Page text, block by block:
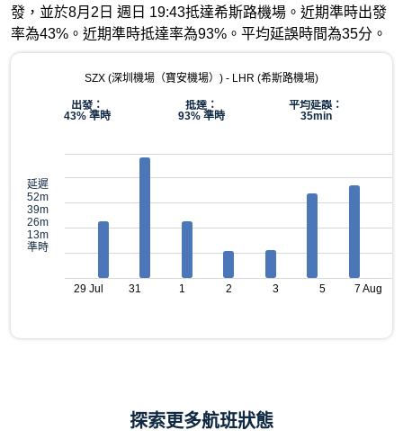
發，並於8月2日 週日 19:43抵達希斯路機場。近期準時出發
率為43%。近期準時抵達率為93%。平均延誤時間為35分。
SZX (深圳機場（寶安機場）) - LHR (希斯路機場)
出發：
43% 準時
抵達：
93% 準時
平均延誤：
35min
延遲
52m
39m
26m
13m
準時
29 Jul 31 1 2 3 5 7 Aug
探索更多航班狀態